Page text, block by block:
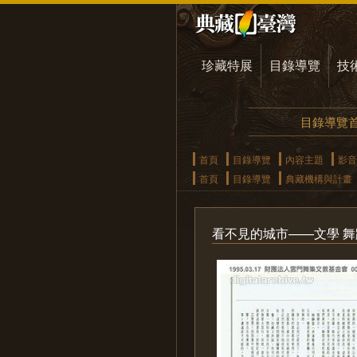
珍藏特展 目錄導覽 技
目錄導覽
首頁 目錄導覽 內容主題
影音
首頁
目錄導覽 典藏機構與計畫
看不見的城市——文學 舞